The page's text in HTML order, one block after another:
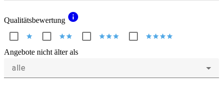
Qualitätsbewertung info
star starstar starstarstar starstarstarstar
Angebote nicht älter als
alle